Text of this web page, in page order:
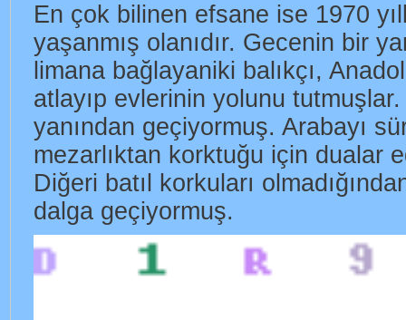
En çok bilinen efsane ise 1970
yaşanmış olanıdır. Gecenin bir
limana bağlayaniki balıkçı,
atlayıp evlerinin yolunu tutmuşlar.
yanından geçiyormuş. Arabayı
mezarlıktan korktuğu için dualar
Diğeri batıl korkuları
dalga geçiyormuş.